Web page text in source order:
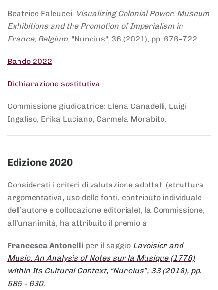
Beatrice Falcucci, Visualizing Colonial Power. Museum
Exhibitions and the Promotion of Imperialism in
France, Belgium, "Nuncius", 36 (2021), pp. 676–722.
Bando 2022
Dichiarazione sostitutiva
Commissione giudicatrice: Elena Canadelli, Luigi
Ingaliso, Erika Luciano, Carmela Morabito.
Edizione 2020
Considerati i criteri di valutazione adottati (struttura
argomentativa, uso delle fonti, contributo individuale
dell’autore e collocazione editoriale), la Commissione,
all’unanimità, ha attribuito il premio a
Francesca Antonelli per il saggio Lavoisier and
Music. An Analysis of Notes sur la Musique (1778)
within Its Cultural Context, “Nuncius”, 33 (2018), pp.
585 - 630.